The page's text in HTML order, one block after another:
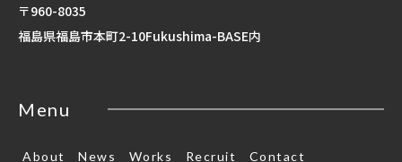
〒960-8035
福島県福島市本町2-10Fukushima-BASE内
Menu
About News Works Recruit Contact